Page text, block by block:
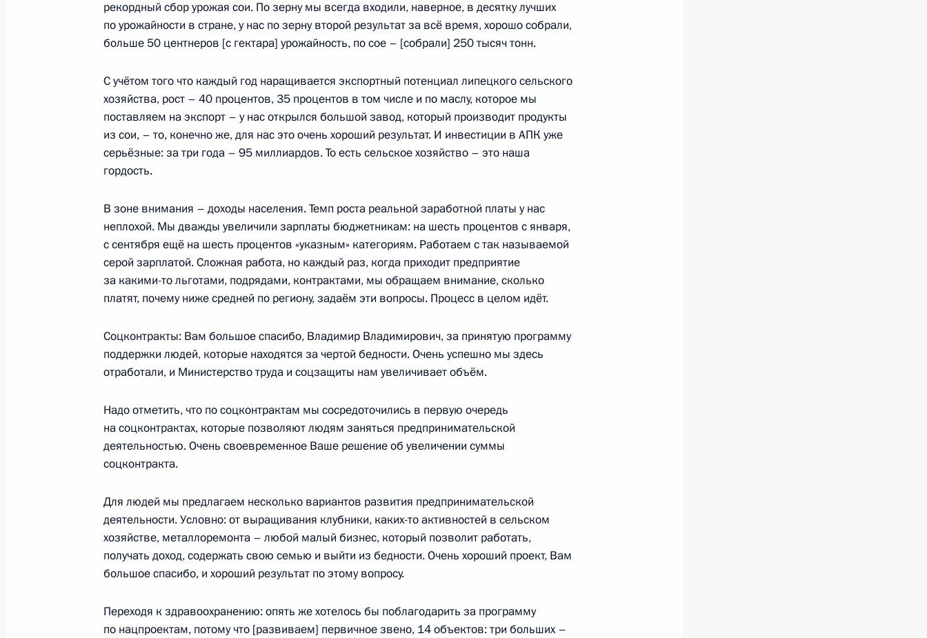
Встреча с главой «Роскосмоса» Юрием Борисовым
19 января 2023 года, 13:30 Москва, Кремль
18 января 2023 года, среда
Посещение Обуховского завода
14
Встреча с ветеранами Великой Отечественной войны, жителями
блокадного Ленинграда и представителями общественных
патриотических объединений
18 января 2023 года, 13:45 Санкт-Петербург
10
Встреча с губернатором Санкт-Петербурга Александром
Бегловым
18 января 2023 года, 12:00 Санкт-Петербург
17 января 2023 года, вторник
Совещание по экономическим вопросам
16 января 2023 года, понедельник
Встреча с губернатором Новосибирской области Андреем
16 января 2023 года, 13:45 Московская область, Ново-Огарёво
рекордный сбор урожая сои. По зерну мы всегда входили, наверное, в десятку лучших
по урожайности в стране, у нас по зерну второй результат за всё время, хорошо собрали,
больше 50 центнеров [с гектара] урожайность, по сое – [собрали] 250 тысяч тонн.
С учётом того что каждый год наращивается экспортный потенциал липецкого сельского
хозяйства, рост – 40 процентов, 35 процентов в том числе и по маслу, которое мы
поставляем на экспорт – у нас открылся большой завод, который производит продукты
из сои, – то, конечно же, для нас это очень хороший результат. И инвестиции в АПК уже
серьёзные: за три года – 95 миллиардов. То есть сельское хозяйство – это наша
гордость.
В зоне внимания – доходы населения. Темп роста реальной заработной платы у нас
неплохой. Мы дважды увеличили зарплаты бюджетникам: на шесть процентов с января,
с сентября ещё на шесть процентов «указным» категориям. Работаем с так называемой
серой зарплатой. Сложная работа, но каждый раз, когда приходит предприятие
за какими-то льготами, подрядами, контрактами, мы обращаем внимание, сколько
платят, почему ниже средней по региону, задаём эти вопросы. Процесс в целом идёт.
Соцконтракты: Вам большое спасибо, Владимир Владимирович, за принятую программу
поддержки людей, которые находятся за чертой бедности. Очень успешно мы здесь
отработали, и Министерство труда и соцзащиты нам увеличивает объём.
Надо отметить, что по соцконтрактам мы сосредоточились в первую очередь
на соцконтрактах, которые позволяют людям заняться предпринимательской
деятельностью. Очень своевременное Ваше решение об увеличении суммы
соцконтракта.
Для людей мы предлагаем несколько вариантов развития предпринимательской
деятельности. Условно: от выращивания клубники, каких-то активностей в сельском
хозяйстве, металлоремонта – любой малый бизнес, который позволит работать,
получать доход, содержать свою семью и выйти из бедности. Очень хороший проект, Вам
большое спасибо, и хороший результат по этому вопросу.
Переходя к здравоохранению: опять же хотелось бы поблагодарить за программу
по нацпроектам, потому что [развиваем] первичное звено, 14 объектов: три больших –